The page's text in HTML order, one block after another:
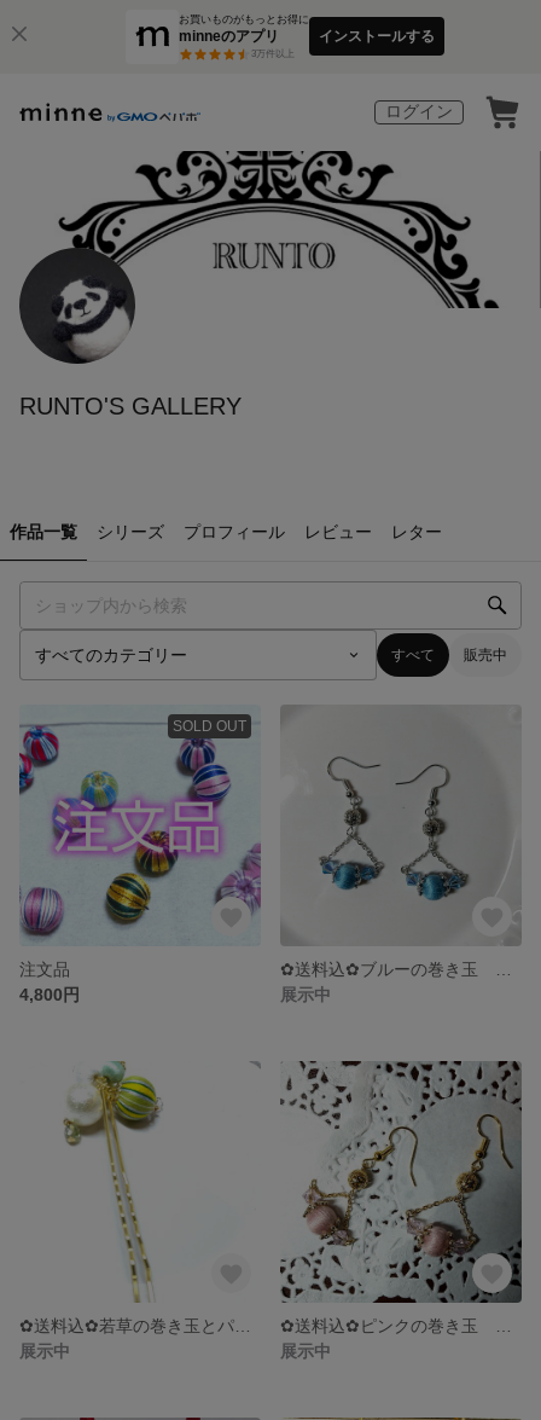
お買いものがもっとお得に
minneのアプリ
3万件以上
インストールする
ログイン
RUNTO'S GALLERY
作品一覧 シリーズ プロフィール レビュー レター
すべて 販売中
SOLD OUT
注文品
4,800円
展示中
展示中
展示中